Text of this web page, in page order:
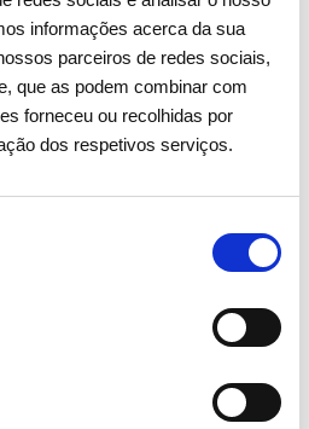
informações acerca da sua
parceiros de redes sociais,
que as podem combinar com
forneceu ou recolhidas por
dos respetivos serviços.
Voluntários de
na Tapada do